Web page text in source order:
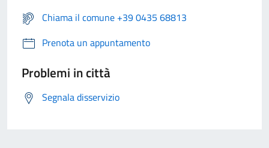
Chiama il comune +39 0435 68813
Prenota un appuntamento
Problemi in città
Segnala disservizio